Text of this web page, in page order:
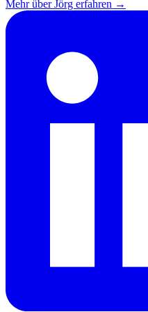
Mehr über Jörg erfahren →